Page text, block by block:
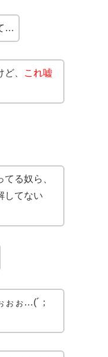
…
、
これ嘘
る奴ら、
してない
ぉ…(´；